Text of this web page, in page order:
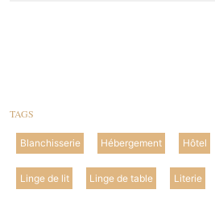
TAGS
Blanchisserie Hébergement Hôtel
Linge de lit Linge de table Literie